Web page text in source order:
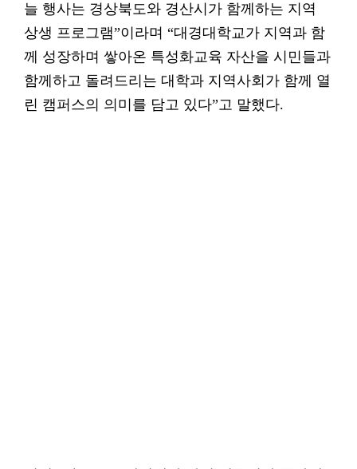
늘 행사는 경상북도와 경산시가 함께하는 지역
상생 프로그램”이라며 “대경대학교가 지역과 함
께 성장하며 쌓아온 특성화교육 자산을 시민들과
함께하고 돌려드리는 대학과 지역사회가 함께 열
린 캠퍼스의 의미를 담고 있다”고 말했다.